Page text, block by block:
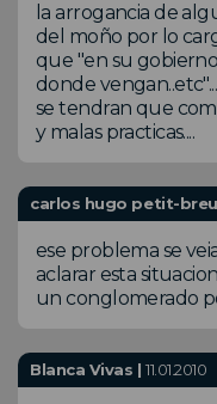
la arrogancia de
del moño por lo
que "en su
donde
se tendran que
y malas practicas....
carlos hugo petit-
ese problema se
aclarar esta
un conglomerado
Blanca Vivas |11.01.2010